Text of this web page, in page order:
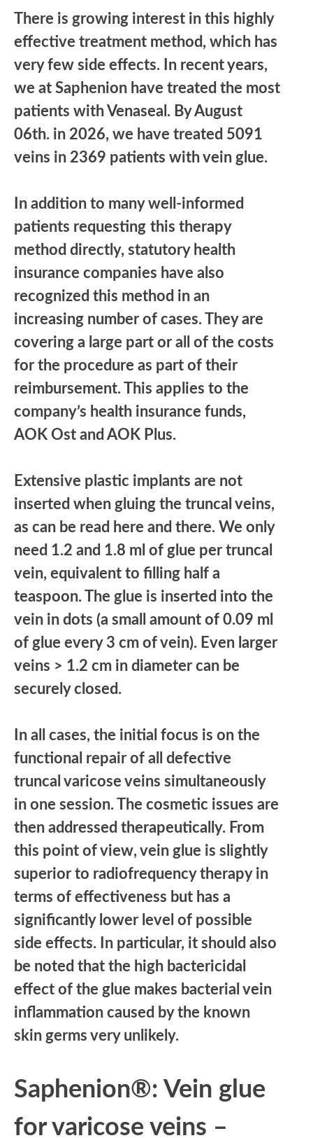
There is growing interest in this highly
effective treatment method, which has
very few side effects. In recent years,
we at Saphenion have treated the most
patients with Venaseal. By August
06th. in 2026, we have treated 5091
veins in 2369 patients with vein glue.
In addition to many well-informed
patients requesting this therapy
method directly, statutory health
insurance companies have also
recognized this method in an
increasing number of cases. They are
covering a large part or all of the costs
for the procedure as part of their
reimbursement. This applies to the
company’s health insurance funds,
AOK Ost and AOK Plus.
Extensive plastic implants are not
inserted when gluing the truncal veins,
as can be read here and there. We only
need 1.2 and 1.8 ml of glue per truncal
vein, equivalent to filling half a
teaspoon. The glue is inserted into the
vein in dots (a small amount of 0.09 ml
of glue every 3 cm of vein). Even larger
veins > 1.2 cm in diameter can be
securely closed.
In all cases, the initial focus is on the
functional repair of all defective
truncal varicose veins simultaneously
in one session. The cosmetic issues are
then addressed therapeutically. From
this point of view, vein glue is slightly
superior to radiofrequency therapy in
terms of effectiveness but has a
significantly lower level of possible
side effects. In particular, it should also
be noted that the high bactericidal
effect of the glue makes bacterial vein
inflammation caused by the known
skin germs very unlikely.
Saphenion®: Vein glue
for varicose veins –